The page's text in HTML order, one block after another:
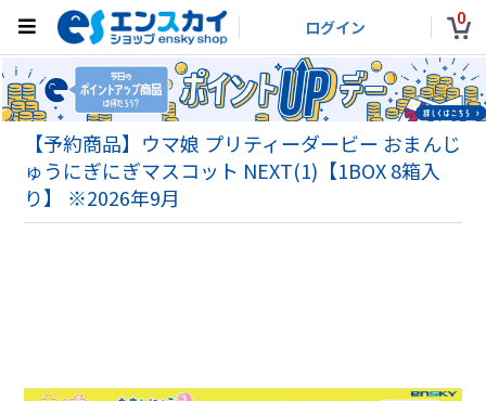
ログイン 0
【予約商品】ウマ娘 プリティーダービー おまんじ
ゅうにぎにぎマスコット NEXT(1)【1BOX 8箱入
り】 ※2026年9月